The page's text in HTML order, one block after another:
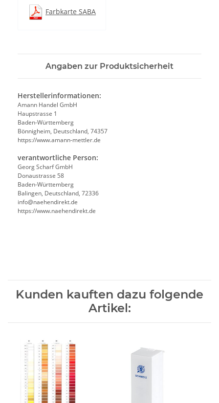
Farbkarte SABA
Angaben zur Produktsicherheit
Herstellerinformationen:
Amann Handel GmbH
Haupstrasse 1
Baden-Württemberg
Bönnigheim, Deutschland, 74357
https://www.amann-mettler.de
verantwortliche Person:
Georg Scharf GmbH
Donaustrasse 58
Baden-Württemberg
Balingen, Deutschland, 72336
info@naehendirekt.de
https://www.naehendirekt.de
Kunden kauften dazu folgende
Artikel: